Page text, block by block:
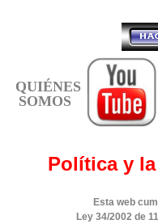
QUIÉNES
SOMOS
Política y
Esta web
Ley 34/2002 de